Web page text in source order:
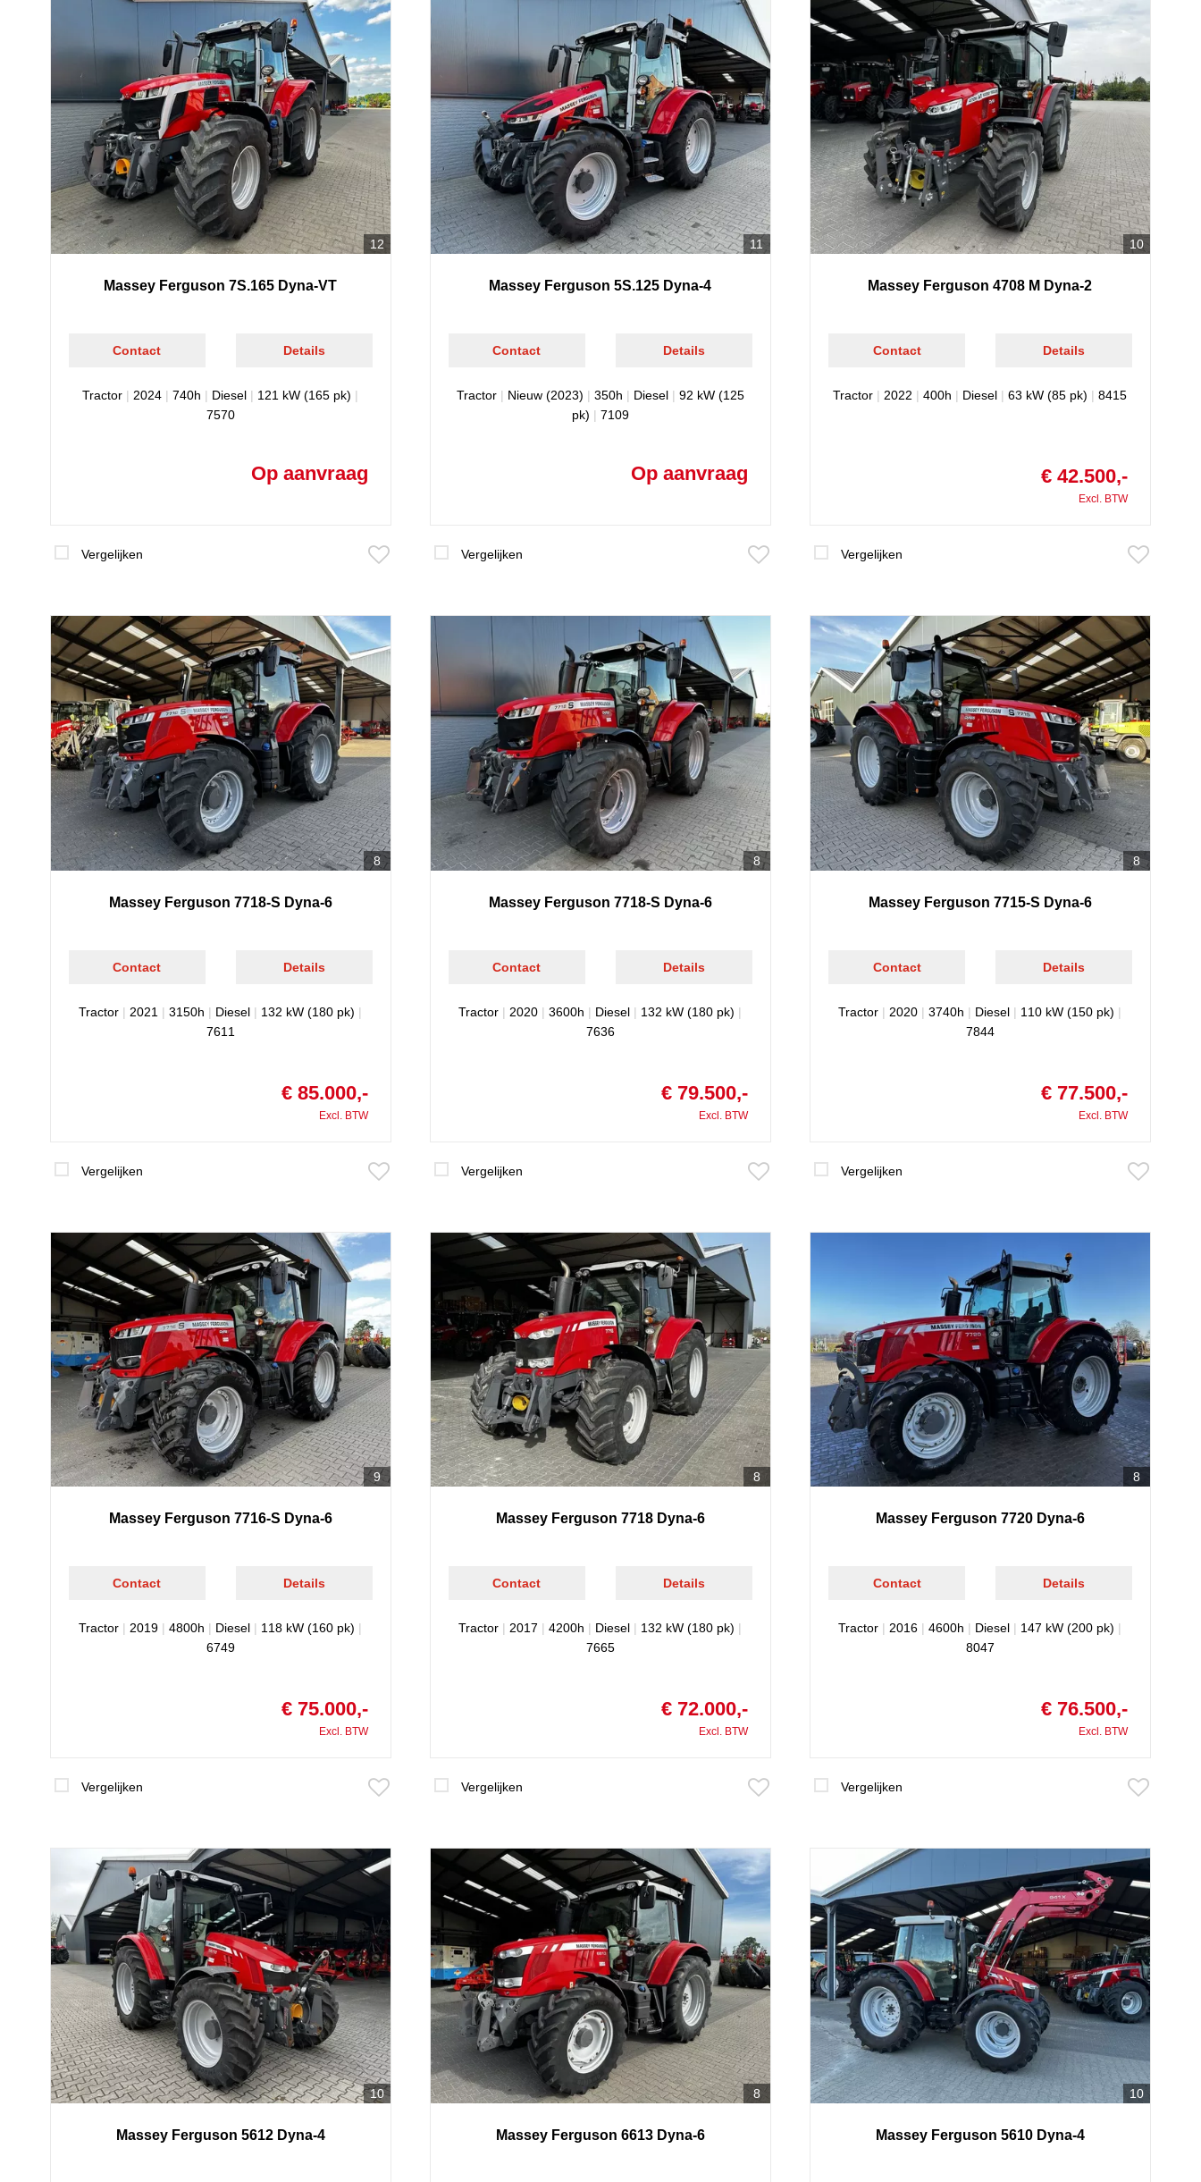
12
Massey Ferguson 7S.165 Dyna-VT
Details
Contact
Tractor | 2024 |740h | Diesel | 121 kW (165 pk) |
7570
Op aanvraag
Vergelijken
11
Massey Ferguson 5S.125 Dyna-4
Details
Contact
Tractor| Nieuw (2023) | 350h | Diesel| 92 kW (125
pk) | 7109
Op aanvraag
Vergelijken
10
Massey Ferguson 4708 M Dyna-2
Details
Contact
Tractor | 2022 |400h | Diesel |63 kW (85 pk) |8415
€ 42.500,-
Excl. BTW
Vergelijken
8
Massey Ferguson 7718-S Dyna-6
Details
Contact
Tractor | 2021 |3150h | Diesel | 132 kW (180 pk) |
7611
€ 85.000,-
Excl. BTW
Vergelijken
8
Massey Ferguson 7718-S Dyna-6
Details
Contact
Tractor | 2020 |3600h | Diesel | 132 kW (180 pk) |
7636
€ 79.500,-
Excl. BTW
Vergelijken
8
Massey Ferguson 7715-S Dyna-6
Details
Contact
Tractor | 2020 |3740h | Diesel | 110 kW (150 pk) |
7844
€ 77.500,-
Excl. BTW
Vergelijken
9
Massey Ferguson 7716-S Dyna-6
Details
Contact
Tractor |2019 |4800h | Diesel | 118 kW (160 pk) |
6749
€ 75.000,-
Excl. BTW
Vergelijken
8
Massey Ferguson 7718 Dyna-6
Details
Contact
Tractor |2017 |4200h | Diesel | 132 kW (180 pk) |
7665
€ 72.000,-
Excl. BTW
Vergelijken
8
Massey Ferguson 7720 Dyna-6
Details
Contact
Tractor |2016 |4600h | Diesel | 147 kW (200 pk) |
8047
€ 76.500,-
Excl. BTW
Vergelijken
10
Massey Ferguson 5612 Dyna-4
8
Massey Ferguson 6613 Dyna-6
10
Massey Ferguson 5610 Dyna-4